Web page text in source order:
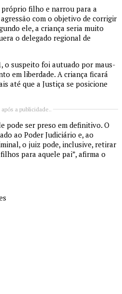
próprio filho e narrou para a
com o objetivo de corrigir
ele, a criança seria muito
o delegado regional de
o suspeito foi autuado por maus-
em liberdade. A criança ficará
até que a Justiça se posicione
a publicidade..
pode ser preso em definitivo. O
ao Poder Judiciário e, ao
o juiz pode, inclusive, retirar
para aquele pai”, afirma o